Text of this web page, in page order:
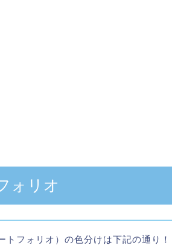
ォリオ
トフォリオ）の色分けは下記の通り！